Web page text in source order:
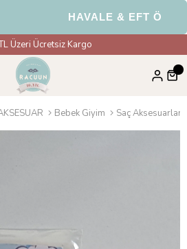
HAVALE & EFT
Üzeri Ücretsiz Kargo
Bebek Giyim Saç Aksesuarları